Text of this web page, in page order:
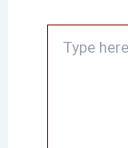
here..